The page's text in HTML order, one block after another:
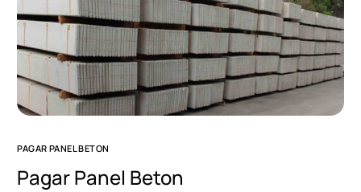
PAGAR PANEL BETON
Pagar Panel Beton